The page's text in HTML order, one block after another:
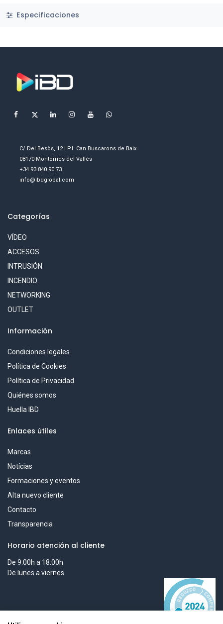
Especificaciones
C/ Del Besòs, 12 | P.I. Can Buscarons de Baix
08170 Montornès del Vallès
+34 93 840 90 73
info@ibdglobal.com
Categorías
VÍDEO
ACCESOS
INTRUSIÓN
INCENDIO
NETWORKING
OUTLET
Información
Condiciones legales
Política de Cookies
Política de Privacidad
Quiénes somos
Huella IBD
Enlaces útiles
Marcas
Notícias
Formaciones y eventos
Alta nuevo cliente
Contacto
Transparencia
Horario atención al cliente
De 9:00h a 18:00h
De lunes a viernes